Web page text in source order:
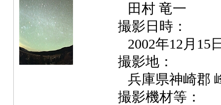
田村 竜一
撮影日時：
2002年12月15
撮影地：
兵庫県神崎郡
撮影機材等：